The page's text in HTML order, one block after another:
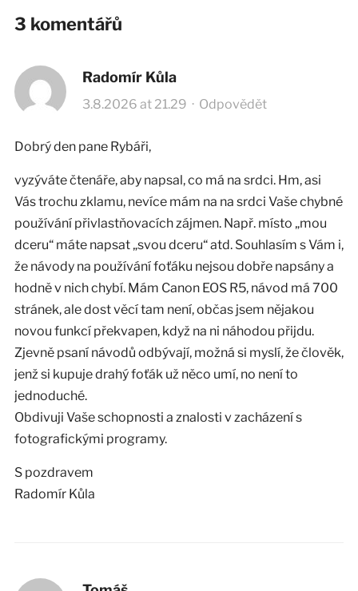
3 komentářů
Radomír Kůla
3.8.2026 at 21.29 · Odpovědět
Dobrý den pane Rybáři,
vyzýváte čtenáře, aby napsal, co má na srdci. Hm, asi
Vás trochu zklamu, nevíce mám na na srdci Vaše chybné
používání přivlastňovacích zájmen. Např. místo „mou
dceru“ máte napsat „svou dceru“ atd. Souhlasím s Vám i,
že návody na používání foťáku nejsou dobře napsány a
hodně v nich chybí. Mám Canon EOS R5, návod má 700
stránek, ale dost věcí tam není, občas jsem nějakou
novou funkcí překvapen, když na ni náhodou přijdu.
Zjevně psaní návodů odbývají, možná si myslí, že člověk,
jenž si kupuje drahý foťák už něco umí, no není to
jednoduché.
Obdivuji Vaše schopnosti a znalosti v zacházení s
fotografickými programy.
S pozdravem
Radomír Kůla